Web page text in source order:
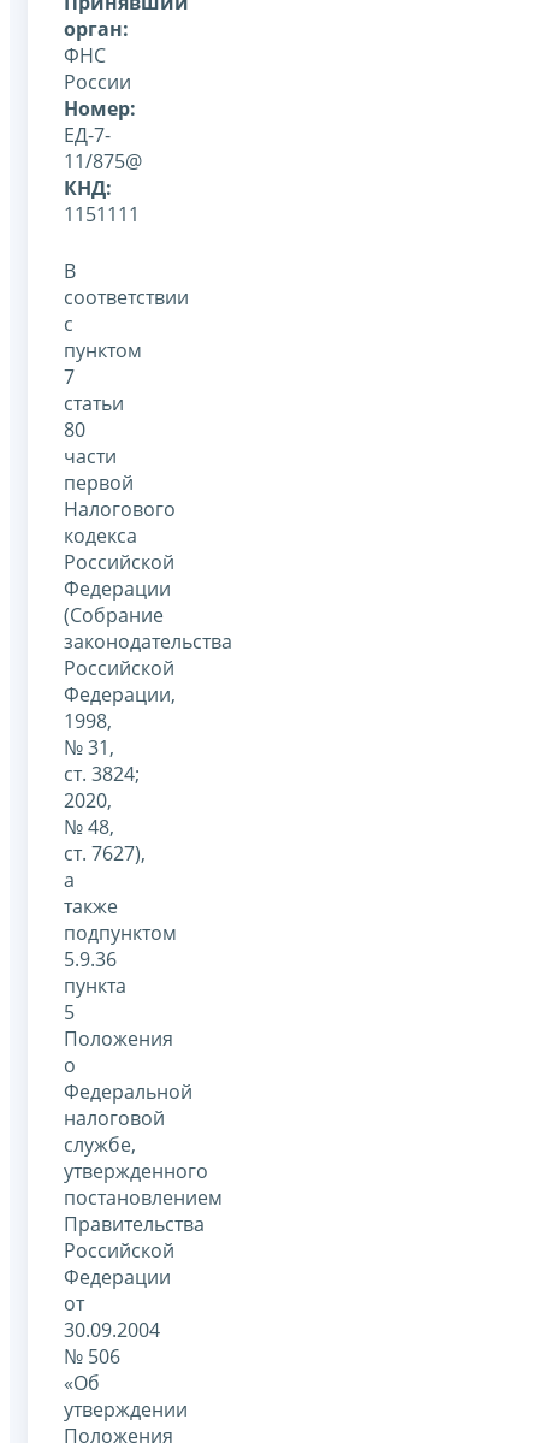
орган:
ФНС
России
Номер:
ЕД-7-
11/875@
КНД:
1151111
В
соответствии
с
пунктом
7
статьи
80
части
первой
Налогового
кодекса
Российской
Федерации
(Собрание
законодательства
Российской
Федерации,
1998,
№ 31,
ст. 3824;
2020,
№ 48,
ст. 7627),
а
также
подпунктом
5.9.36
пункта
5
Положения
о
Федеральной
налоговой
службе,
утвержденного
постановлением
Правительства
Российской
Федерации
от
30.09.2004
№ 506
«Об
утверждении
Положения